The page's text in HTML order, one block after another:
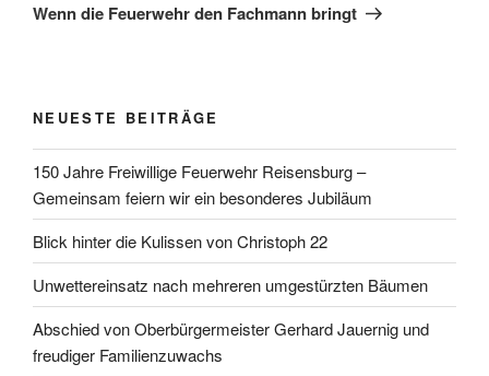
Beitrag
Wenn die Feuerwehr den Fachmann bringt
NEUESTE BEITRÄGE
150 Jahre Freiwillige Feuerwehr Reisensburg –
Gemeinsam feiern wir ein besonderes Jubiläum
Blick hinter die Kulissen von Christoph 22
Unwettereinsatz nach mehreren umgestürzten Bäumen
Abschied von Oberbürgermeister Gerhard Jauernig und
freudiger Familienzuwachs